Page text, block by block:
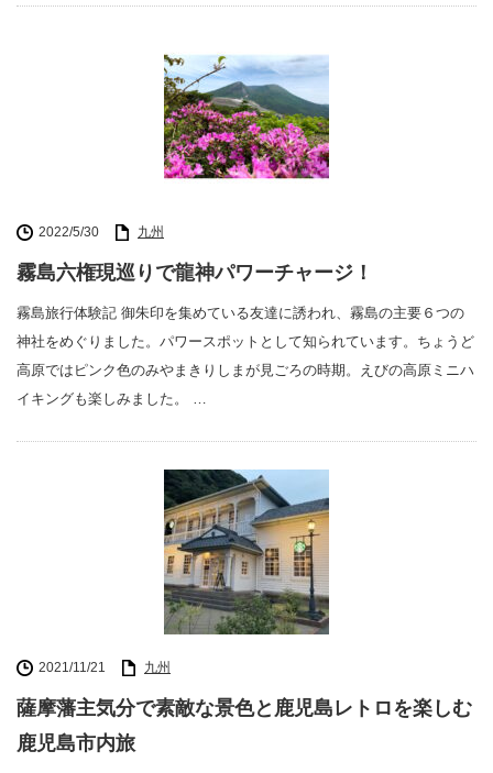
2022/5/30 九州
霧島六権現巡りで龍神パワーチャージ！
霧島旅行体験記 御朱印を集めている友達に誘われ、霧島の主要６つの
神社をめぐりました。パワースポットとして知られています。ちょうど
高原ではピンク色のみやまきりしまが見ごろの時期。えびの高原ミニハ
イキングも楽しみました。 …
2021/11/21 九州
薩摩藩主気分で素敵な景色と鹿児島レトロを楽しむ
鹿児島市内旅